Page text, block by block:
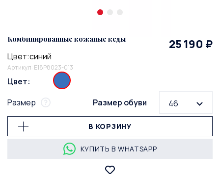
Артикул: E18P8023-013
Комбинированные кожаные кеды 25 190 ₽
Цвет:синий
Цвет:
Размер обуви
46
Размер
В КОРЗИНУ
КУПИТЬ В WHATSAPP